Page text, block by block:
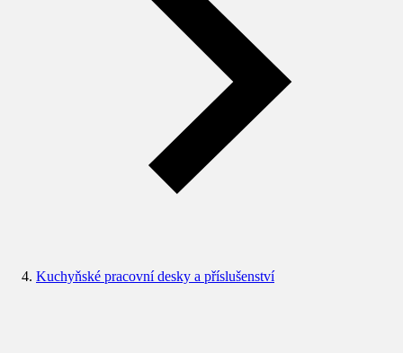
Kuchyňské pracovní desky a příslušenství